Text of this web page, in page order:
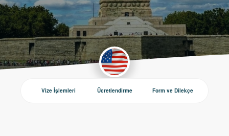
Vize İşlemleri Ücretlendirme Form ve Dilekçe